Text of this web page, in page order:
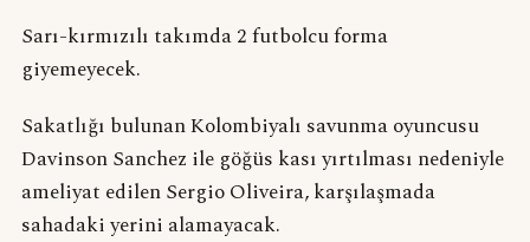
Sarı-kırmızılı takımda 2 futbolcu forma
giyemeyecek.
Sakatlığı bulunan Kolombiyalı savunma oyuncusu
Davinson Sanchez ile göğüs kası yırtılması nedeniyle
ameliyat edilen Sergio Oliveira, karşılaşmada
sahadaki yerini alamayacak.